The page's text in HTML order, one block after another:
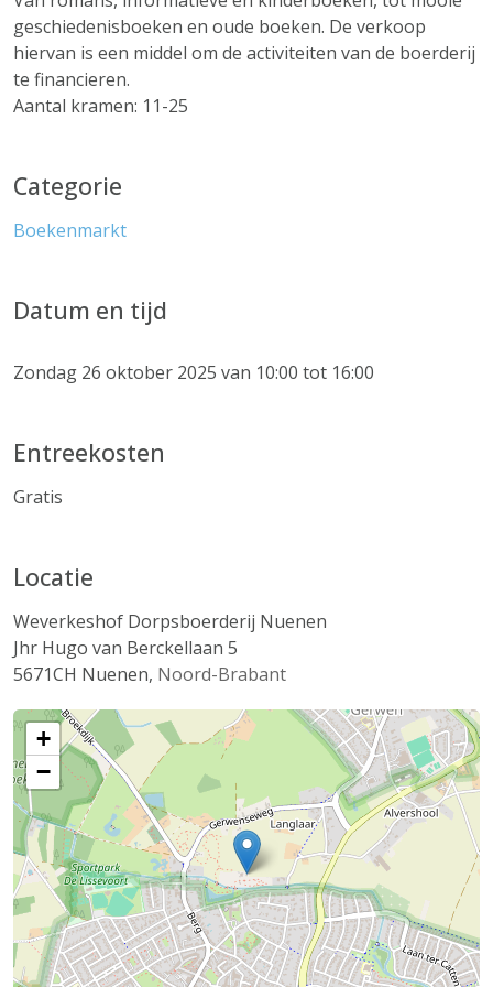
geschiedenisboeken en oude boeken. De verkoop
hiervan is een middel om de activiteiten van de boerderij
te financieren.
Aantal kramen: 11-25
Categorie
Boekenmarkt
Datum en tijd
Zondag 26 oktober 2025 van 10:00 tot 16:00
Entreekosten
Gratis
Locatie
Weverkeshof Dorpsboerderij Nuenen
Jhr Hugo van Berckellaan 5
5671CH Nuenen, Noord-Brabant
+
−